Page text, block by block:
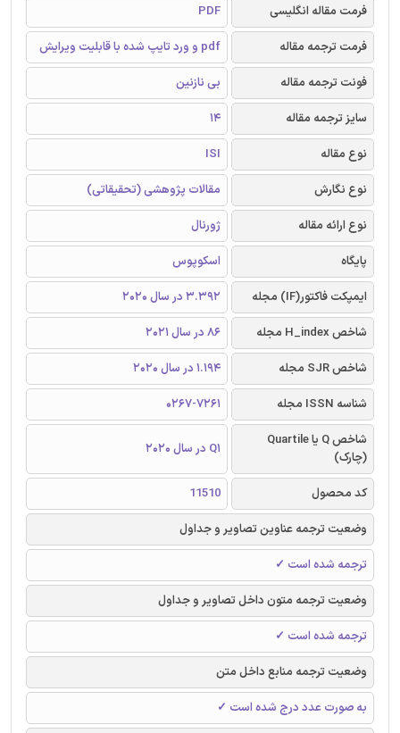
فرمت مقاله انگلیسی
PDF
فرمت ترجمه مقاله
pdf و ورد تایپ شده با قابلیت ویرایش
فونت ترجمه مقاله
بی نازنین
سایز ترجمه مقاله
14
نوع مقاله
ISI
نوع نگارش
مقالات پژوهشی (تحقیقاتی)
نوع ارائه مقاله
ژورنال
پایگاه
اسکوپوس
ایمپکت فاکتور(IF) مجله
3.392 در سال 2020
شاخص H_index مجله
86 در سال 2021
شاخص SJR مجله
1.194 در سال 2020
شناسه ISSN مجله
0267-7261
شاخص Q یا Quartile
(چارک)
Q1 در سال 2020
کد محصول
11510
وضعیت ترجمه عناوین تصاویر و جداول
ترجمه شده است ✓
وضعیت ترجمه متون داخل تصاویر و جداول
ترجمه شده است ✓
وضعیت ترجمه منابع داخل متن
به صورت عدد درج شده است ✓